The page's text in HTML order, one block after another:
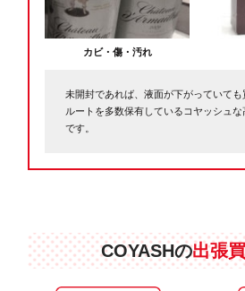
カビ・傷・汚れ
未開封であれば、液面が下がっていて
ルートを多数保有しているコヤッシュ
です。
COYASHの出張